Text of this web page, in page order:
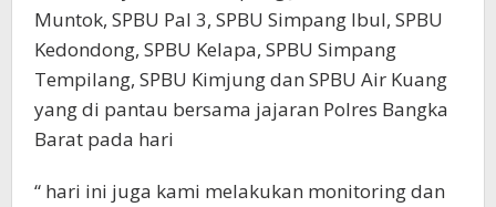
Muntok, SPBU Pal 3, SPBU Simpang Ibul, SPBU
Kedondong, SPBU Kelapa, SPBU Simpang
Tempilang, SPBU Kimjung dan SPBU Air Kuang
yang di pantau bersama jajaran Polres Bangka
Barat pada hari
“ hari ini juga kami melakukan monitoring dan